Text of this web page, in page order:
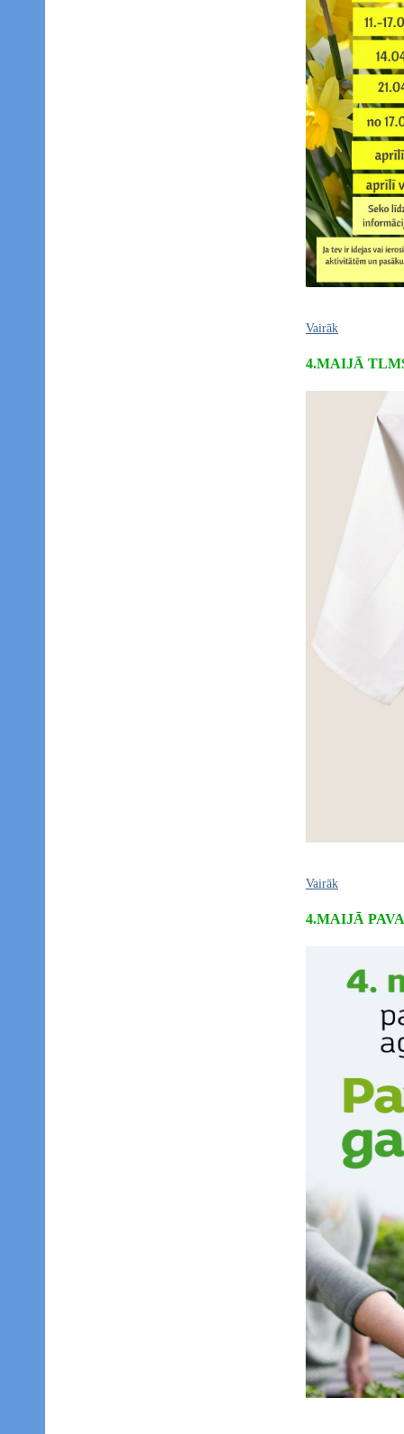
Vairāk
4.MAIJĀ
Vairāk
4.MAIJĀ